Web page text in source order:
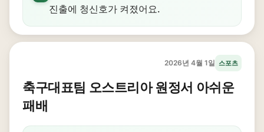
진출에 청신호가 켜졌어요.
2026년 4월 1일 스포츠
축구대표팀 오스트리아 원정서 아쉬운
패배